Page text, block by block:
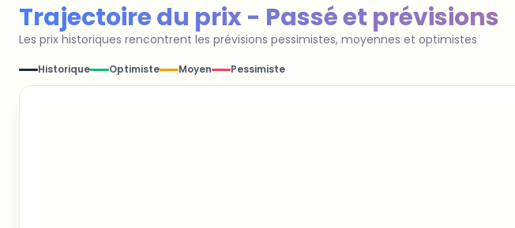
Trajectoire du prix - Passé et prévisions
Les prix historiques rencontrent les prévisions pessimistes, moyennes et optimistes
Historique Optimiste Moyen Pessimiste